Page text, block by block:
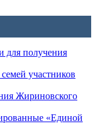
для получения
участников
Жириновского
«Единой